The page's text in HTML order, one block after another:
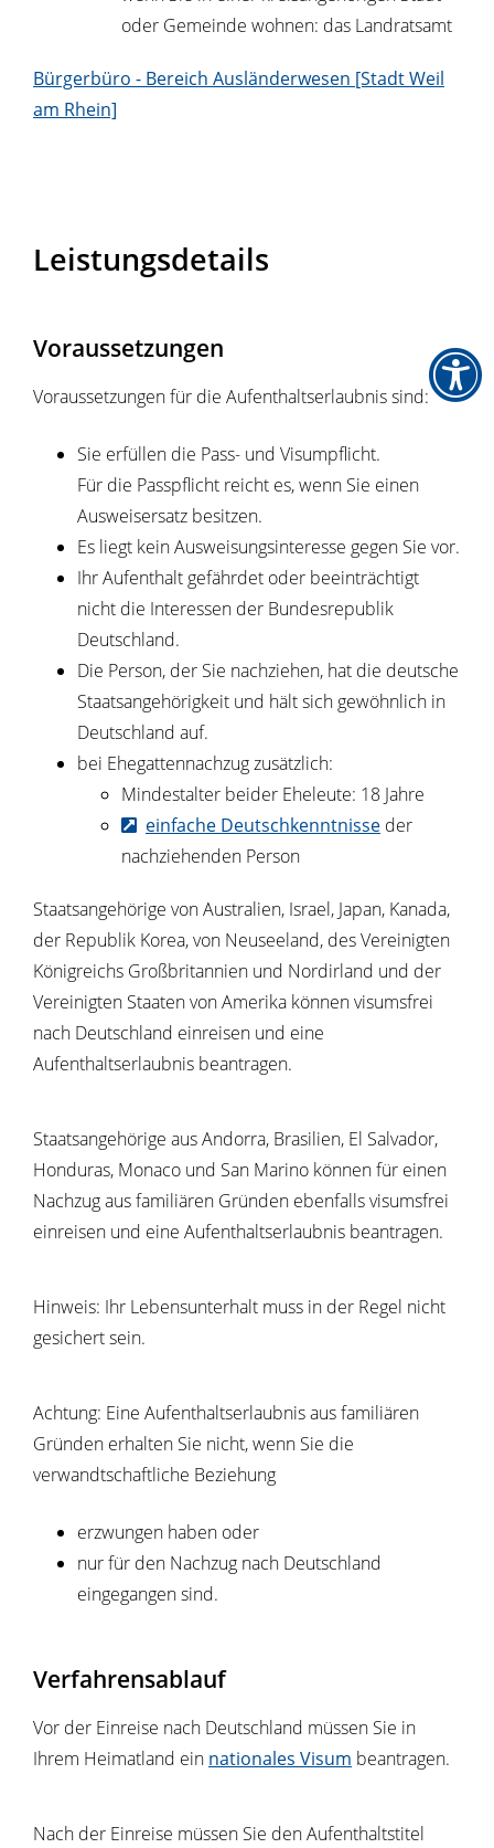
oder Gemeinde wohnen: das Landratsamt
Bürgerbüro - Bereich Ausländerwesen [Stadt Weil
am Rhein]
Leistungsdetails
Voraussetzungen
Voraussetzungen für die Aufenthaltserlaubnis sind:
Sie erfüllen die Pass- und Visumpflicht.
Für die Passpflicht reicht es, wenn Sie einen
Ausweisersatz besitzen.
Es liegt kein Ausweisungsinteresse gegen Sie vor.
Ihr Aufenthalt gefährdet oder beeinträchtigt
nicht die Interessen der Bundesrepublik
Deutschland.
Die Person, der Sie nachziehen, hat die deutsche
Staatsangehörigkeit und hält sich gewöhnlich in
Deutschland auf.
bei Ehegattennachzug zusätzlich:
Mindestalter beider Eheleute: 18 Jahre
einfache Deutschkenntnisse der
nachziehenden Person
Staatsangehörige von Australien, Israel, Japan, Kanada,
der Republik Korea, von Neuseeland, des Vereinigten
Königreichs Großbritannien und Nordirland und der
Vereinigten Staaten von Amerika können visumsfrei
nach Deutschland einreisen und eine
Aufenthaltserlaubnis beantragen.
Staatsangehörige aus Andorra, Brasilien, El Salvador,
Honduras, Monaco und San Marino können für einen
Nachzug aus familiären Gründen ebenfalls visumsfrei
einreisen und eine Aufenthaltserlaubnis beantragen.
Hinweis: Ihr Lebensunterhalt muss in der Regel nicht
gesichert sein.
Achtung: Eine Aufenthaltserlaubnis aus familiären
Gründen erhalten Sie nicht, wenn Sie die
verwandtschaftliche Beziehung
erzwungen haben oder
nur für den Nachzug nach Deutschland
eingegangen sind.
Verfahrensablauf
Vor der Einreise nach Deutschland müssen Sie in
Ihrem Heimatland ein nationales Visum beantragen.
Nach der Einreise müssen Sie den Aufenthaltstitel